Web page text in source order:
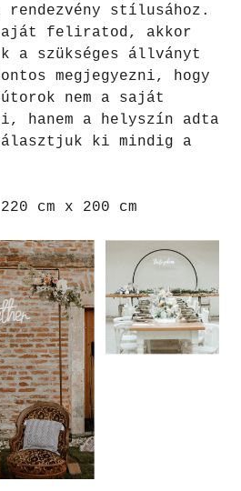
rendezvény stílusához.
saját feliratod, akkor
a szükséges állványt
megjegyezni, hogy
nem a saját
hanem a helyszín adta
ki mindig a
cm x 200 cm